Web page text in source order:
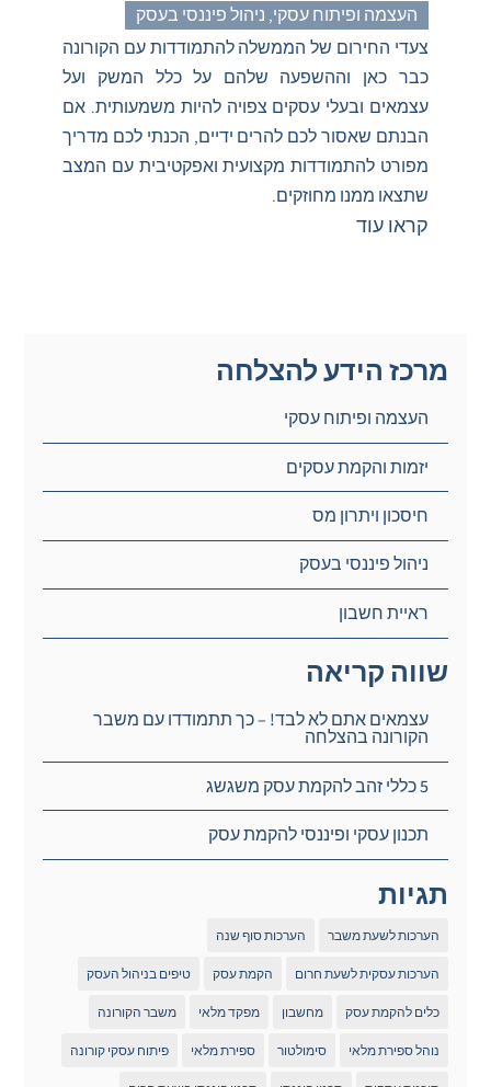
העצמה ופיתוח עסקי, ניהול פיננסי בעסק
צעדי החירום של הממשלה להתמודדות עם הקורונה
כבר כאן וההשפעה שלהם על כלל המשק ועל
עצמאים ובעלי עסקים צפויה להיות משמעותית. אם
הבנתם שאסור לכם להרים ידיים, הכנתי לכם מדריך
מפורט להתמודדות מקצועית ואפקטיבית עם המצב
שתצאו ממנו מחוזקים.
קראו עוד
מרכז הידע להצלחה
העצמה ופיתוח עסקי
יזמות והקמת עסקים
חיסכון ויתרון מס
ניהול פיננסי בעסק
ראיית חשבון
שווה קריאה
עצמאים אתם לא לבד! – כך תתמודדו עם משבר
הקורונה בהצלחה
5 כללי זהב להקמת עסק משגשג
תכנון עסקי ופיננסי להקמת עסק
תגיות
הערכות לשעת משבר הערכות סוף שנה
הערכות עסקית לשעת חרום הקמת עסק טיפים בניהול העסק
כלים להקמת עסק מחשבון מפקד מלאי משבר הקורונה
נוהל ספירת מלאי סימולטור ספירת מלאי פיתוח עסקי קורונה